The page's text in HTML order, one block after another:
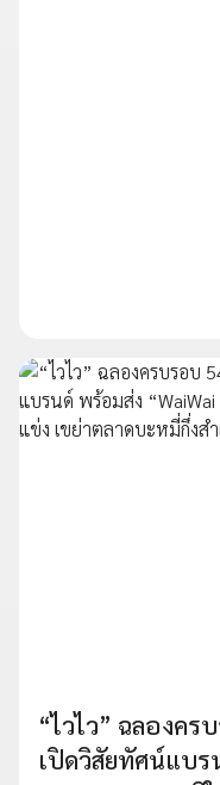
“ไวไว” ฉลองคร
เปิดวิสัยทัศน์แบร